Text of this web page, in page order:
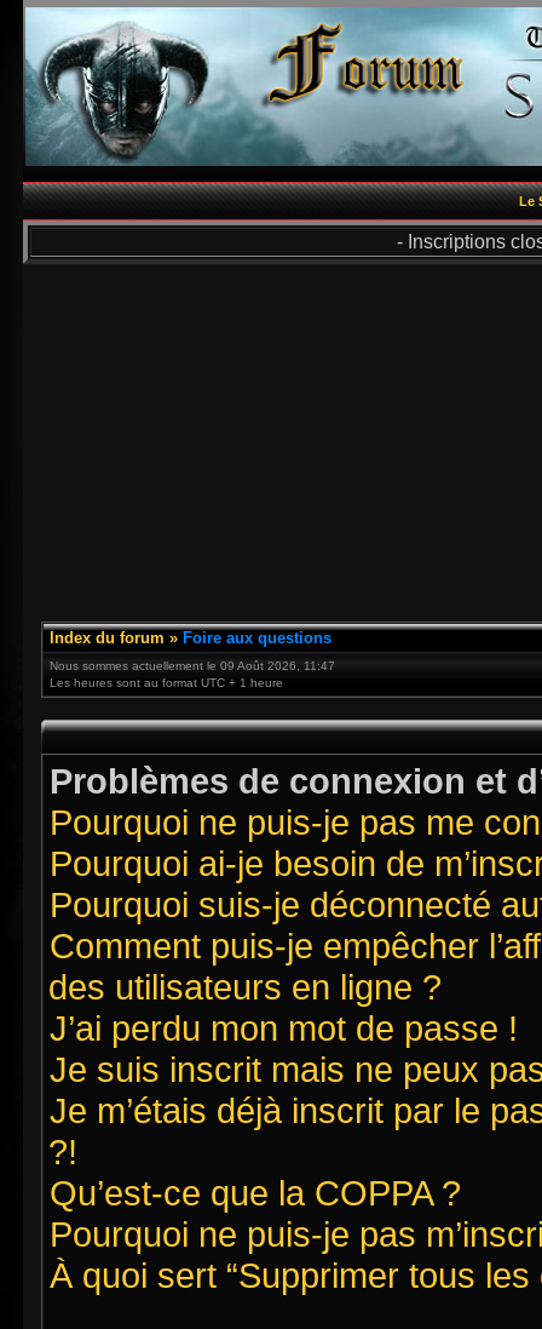
Le
- Inscriptions
Index du forum » Foire aux questions
Nous sommes actuellement le 09 Août 2026, 11:47
Les heures sont au format UTC + 1 heure
Problèmes de connexion et
Pourquoi ne puis-je pas me
Pourquoi ai-je besoin de
Pourquoi suis-je déconnecté
Comment puis-je empêcher
des utilisateurs en ligne ?
J’ai perdu mon mot de passe !
Je suis inscrit mais ne peux
Je m’étais déjà inscrit par le
?!
Qu’est-ce que la COPPA ?
Pourquoi ne puis-je pas
À quoi sert “Supprimer tous